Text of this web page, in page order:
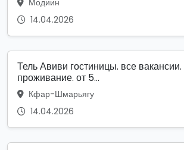
14.04.2026
Тель Авиви гостиницы. все вакансии.
проживание. от 5...
Кфар-Шмарьягу
14.04.2026